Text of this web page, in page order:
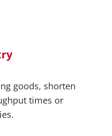
goods, shorten
times or